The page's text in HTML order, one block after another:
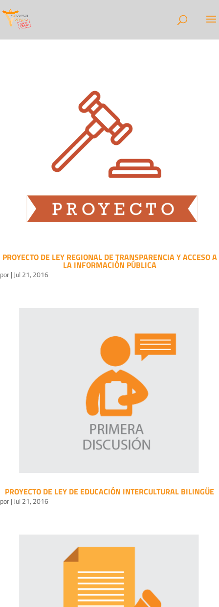
PROYECTO DE LEY REGIONAL DE TRANSPARENCIA Y ACCESO A
LA INFORMACIÓN PÚBLICA
por| Jul 21, 2016
PROYECTO DE LEY DE EDUCACIÓN INTERCULTURAL BILINGÜE
por| Jul 21, 2016